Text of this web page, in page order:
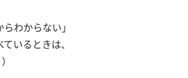
わからない」
いるときは、